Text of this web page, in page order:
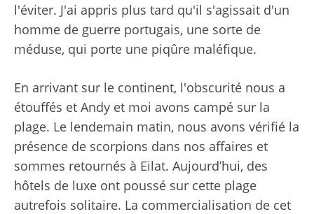
l'éviter. J'ai appris plus tard qu'il s'agissait d'un
homme de guerre portugais, une sorte de
méduse, qui porte une piqûre maléfique.
En arrivant sur le continent, l'obscurité nous a
étouffés et Andy et moi avons campé sur la
plage. Le lendemain matin, nous avons vérifié la
présence de scorpions dans nos affaires et
sommes retournés à Eilat. Aujourd’hui, des
hôtels de luxe ont poussé sur cette plage
autrefois solitaire. La commercialisation de cet